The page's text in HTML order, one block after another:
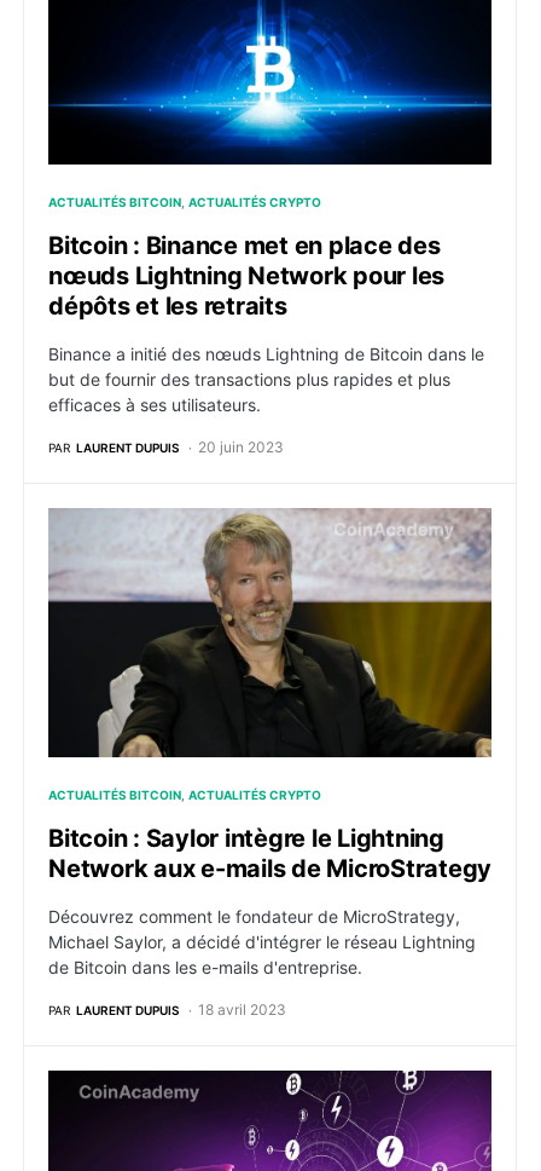
ACTUALITÉS BITCOIN ACTUALITÉS CRYPTO
Bitcoin : Binance met en place des
nœuds Lightning Network pour les
dépôts et les retraits
Binance a initié des nœuds Lightning de Bitcoin dans le
but de fournir des transactions plus rapides et plus
efficaces à ses utilisateurs.
PAR LAURENT DUPUIS 20 juin 2023
Bitcoin : Saylor intègre le Lightning Network aux e-
ACTUALITÉS BITCOIN ACTUALITÉS CRYPTO
Bitcoin : Saylor intègre le Lightning
Network aux e-mails de MicroStrategy
Découvrez comment le fondateur de MicroStrategy,
Michael Saylor, a décidé d'intégrer le réseau Lightning
de Bitcoin dans les e-mails d'entreprise.
PAR LAURENT DUPUIS 18 avril 2023
Bitcoin : Mise à jour des nœuds LND de Lightning